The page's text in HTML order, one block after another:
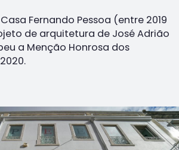
Fernando Pessoa (entre 2019
de arquitetura de José Adrião
a Menção Honrosa dos